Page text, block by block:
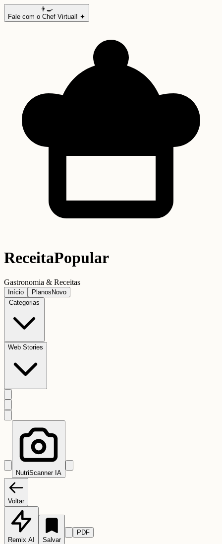
👨‍🍳
Fale com o Chef Virtual! ✦
ReceitaPopular
Gastronomia & Receitas
Início Planos Novo
Categorias
Web Stories
NutriScanner IA
Voltar
Remix AI Salvar
PDF